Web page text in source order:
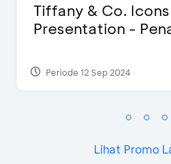
Collection
Penawaran Spesi...
Lihat Promo